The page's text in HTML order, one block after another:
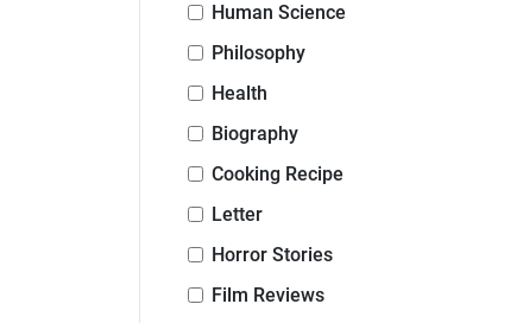
Human Science
Philosophy
Health
Biography
Cooking Recipe
Letter
Horror Stories
Film Reviews